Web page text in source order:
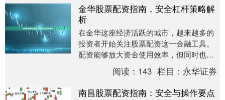
金华股票配资指南，安全杠杆策略解
析
在金华这座经济活跃的城市，越来越多的
投资者开始关注股票配资这一金融工具。
配资能够放大资金使用效率，但同时也伴
随着风险。本文将为您解析金华股票配资
的安全杠杆策略低....
阅读： 143 栏目： 永华证券
南昌股票配资指南：安全与操作要点